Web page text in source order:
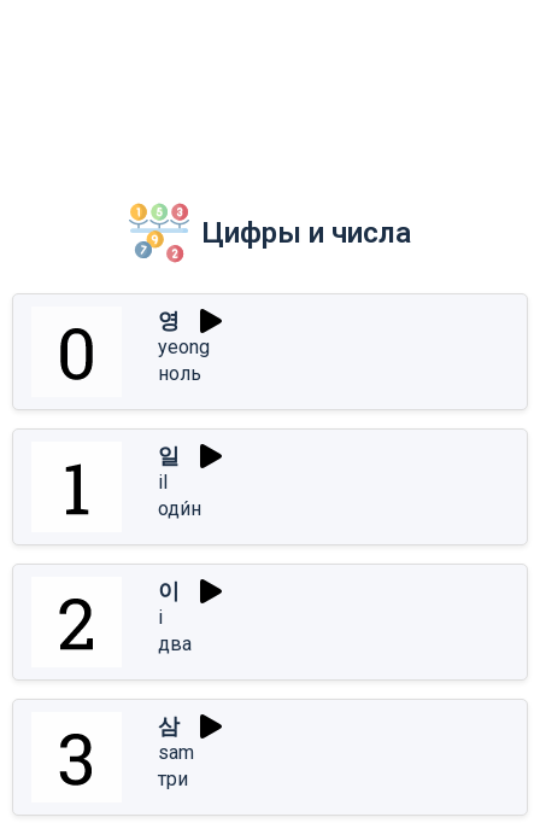
Цифры и числа
영
yeong
ноль
일
il
оди́н
이
i
два
삼
sam
три